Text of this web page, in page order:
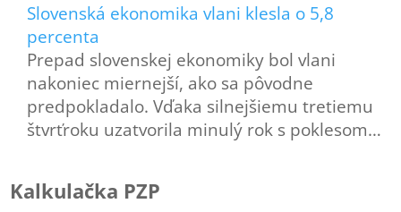
Slovenská ekonomika vlani klesla o 5,8
percenta
Prepad slovenskej ekonomiky bol vlani
nakoniec miernejší, ako sa pôvodne
predpokladalo. Vďaka silnejšiemu tretiemu
štvrťroku uzatvorila minulý rok s poklesom…
Kalkulačka PZP